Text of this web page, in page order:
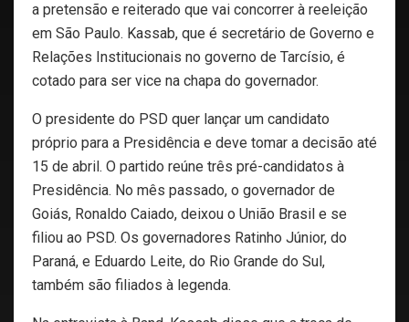
a pretensão e reiterado que vai concorrer à reeleição
em São Paulo. Kassab, que é secretário de Governo e
Relações Institucionais no governo de Tarcísio, é
cotado para ser vice na chapa do governador.
O presidente do PSD quer lançar um candidato
próprio para a Presidência e deve tomar a decisão até
15 de abril. O partido reúne três pré-candidatos à
Presidência. No mês passado, o governador de
Goiás, Ronaldo Caiado, deixou o União Brasil e se
filiou ao PSD. Os governadores Ratinho Júnior, do
Paraná, e Eduardo Leite, do Rio Grande do Sul,
também são filiados à legenda.